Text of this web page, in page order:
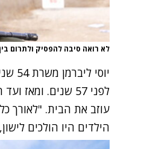
לא רואה סיבה להפסיק ולתרום
לפני 57 שנים.
עוזב את הבית. "לאורך
הילדים היו הולכים